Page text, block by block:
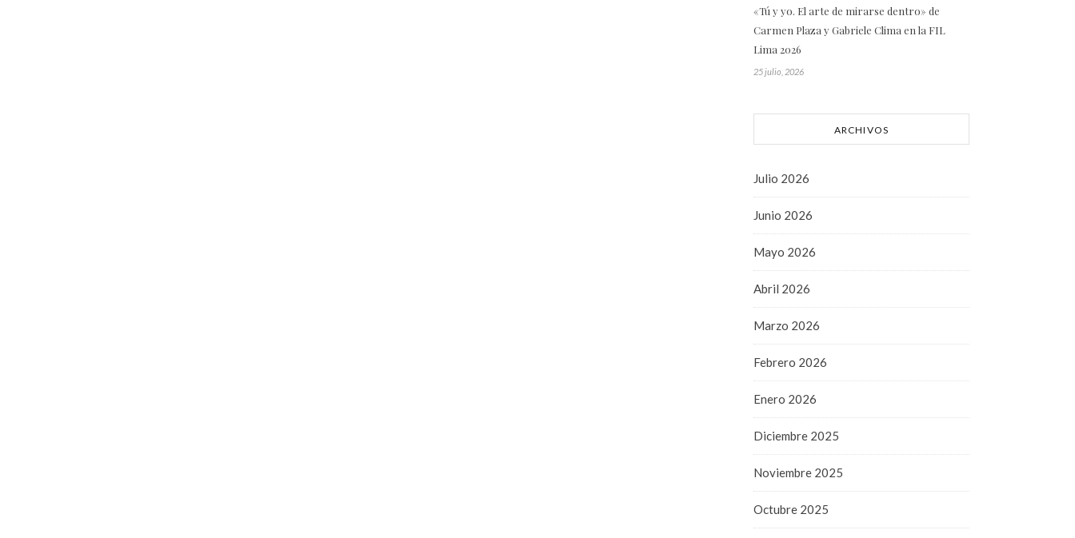
«Tú y yo. El arte de mirarse dentro» de
Carmen Plaza y Gabriele Clima en la FIL
Lima 2026
25 julio, 2026
ARCHIVOS
Julio 2026
Junio 2026
Mayo 2026
Abril 2026
Marzo 2026
Febrero 2026
Enero 2026
Diciembre 2025
Noviembre 2025
Octubre 2025